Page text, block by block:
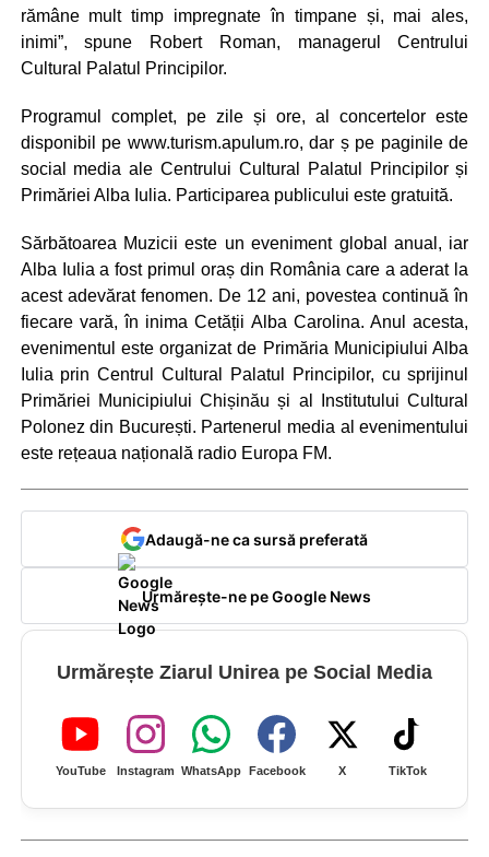
rămâne mult timp impregnate în timpane și, mai ales,
inimi”, spune Robert Roman, managerul Centrului
Cultural Palatul Principilor.
Programul complet, pe zile și ore, al concertelor este
disponibil pe www.turism.apulum.ro, dar ș pe paginile de
social media ale Centrului Cultural Palatul Principilor și
Primăriei Alba Iulia. Participarea publicului este gratuită.
Sărbătoarea Muzicii este un eveniment global anual, iar
Alba Iulia a fost primul oraș din România care a aderat la
acest adevărat fenomen. De 12 ani, povestea continuă în
fiecare vară, în inima Cetății Alba Carolina. Anul acesta,
evenimentul este organizat de Primăria Municipiului Alba
Iulia prin Centrul Cultural Palatul Principilor, cu sprijinul
Primăriei Municipiului Chișinău și al Institutului Cultural
Polonez din București. Partenerul media al evenimentului
este rețeaua națională radio Europa FM.
Adaugă-ne ca sursă preferată
Urmărește-ne pe Google News
Urmărește Ziarul Unirea pe Social Media
YouTube Instagram WhatsApp Facebook X TikTok